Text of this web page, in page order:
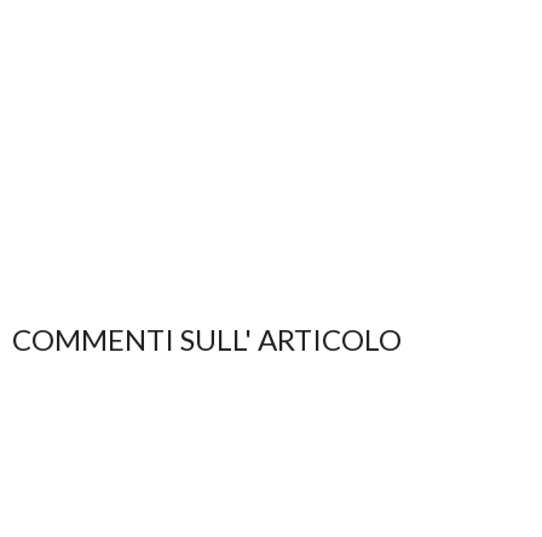
COMMENTI SULL' ARTICOLO